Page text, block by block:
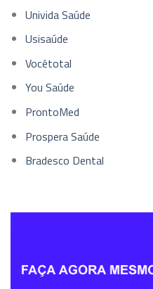
Univida Saúde
Usisaúde
Vocêtotal
You Saúde
ProntoMed
Prospera Saúde
Bradesco Dental